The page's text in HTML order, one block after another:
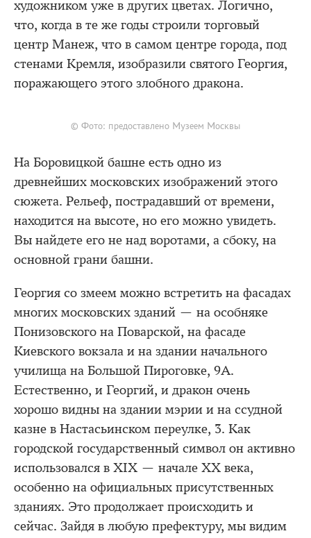
художником уже в других цветах. Логично,
что, когда в те же годы строили торговый
центр Манеж, что в самом центре города, под
стенами Кремля, изобразили святого Георгия,
поражающего этого злобного дракона.
© Фото: предоставлено Музеем Москвы
На Боровицкой башне есть одно из
древнейших московских изображений этого
сюжета. Рельеф, пострадавший от времени,
находится на высоте, но его можно увидеть.
Вы найдете его не над воротами, а сбоку, на
основной грани башни.
Георгия со змеем можно встретить на фасадах
многих московских зданий — на особняке
Понизовского на Поварской, на фасаде
Киевского вокзала и на здании начального
училища на Большой Пироговке, 9А.
Естественно, и Георгий, и дракон очень
хорошо видны на здании мэрии и на ссудной
казне в Настасьинском переулке, 3. Как
городской государственный символ он активно
использовался в XIX — начале XX века,
особенно на официальных присутственных
зданиях. Это продолжает происходить и
сейчас. Зайдя в любую префектуру, мы видим